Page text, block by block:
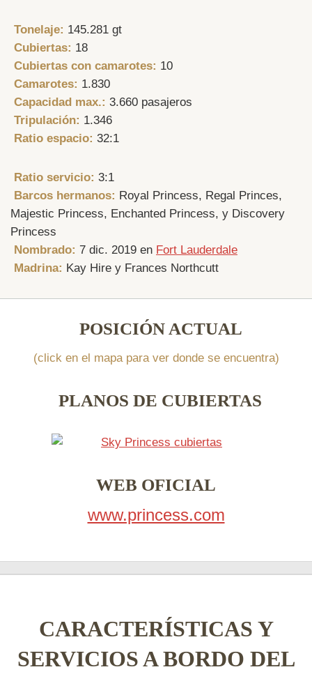
Tonelaje: 145.281 gt
Cubiertas: 18
Cubiertas con camarotes: 10
Camarotes: 1.830
Capacidad max.: 3.660 pasajeros
Tripulación: 1.346
Ratio espacio: 32:1
Ratio servicio: 3:1
Barcos hermanos: Royal Princess, Regal Princes,
Majestic Princess, Enchanted Princess, y Discovery
Princess
Nombrado: 7 dic. 2019 en Fort Lauderdale
Madrina: Kay Hire y Frances Northcutt
POSICIÓN ACTUAL
(click en el mapa para ver donde se encuentra)
PLANOS DE CUBIERTAS
WEB OFICIAL
www.princess.com
CARACTERÍSTICAS Y
SERVICIOS A BORDO DEL